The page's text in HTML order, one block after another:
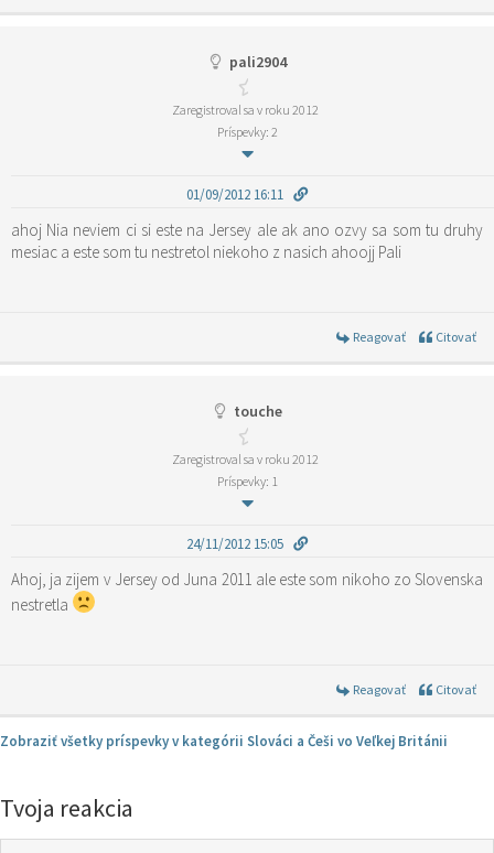
pali2904
Zaregistroval sa v roku 2012
Príspevky: 2
01/09/2012 16:11
ahoj Nia neviem ci si este na Jersey ale ak ano ozvy sa som tu druhy
mesiac a este som tu nestretol niekoho z nasich ahoojj Pali
Reagovať Citovať
touche
Zaregistroval sa v roku 2012
Príspevky: 1
24/11/2012 15:05
Ahoj, ja zijem v Jersey od Juna 2011 ale este som nikoho zo Slovenska
nestretla
Reagovať Citovať
Zobraziť všetky príspevky v kategórii Slováci a Češi vo Veľkej Británii
Tvoja reakcia